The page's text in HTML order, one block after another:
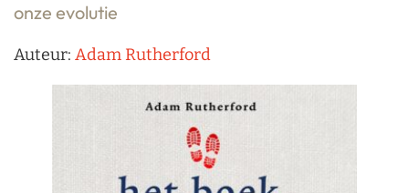
onze evolutie
Auteur: Adam Rutherford